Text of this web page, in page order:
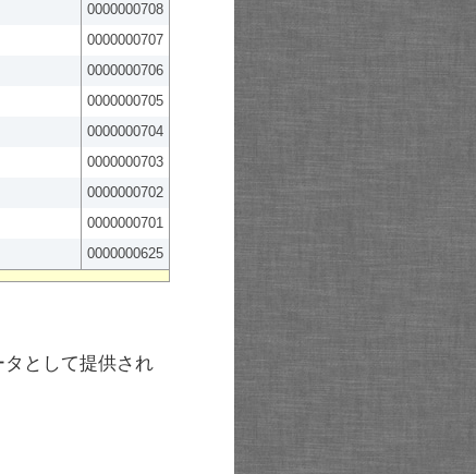
0000000708
0000000707
0000000706
0000000705
0000000704
0000000703
0000000702
0000000701
0000000625
として提供され